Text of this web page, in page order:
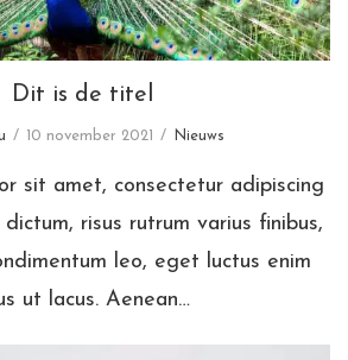
Dit is de titel
10 november 2021 Nieuws
sit amet, consectetur adipiscing
risus rutrum varius finibus,
leo, eget luctus enim
ut lacus. Aenean…